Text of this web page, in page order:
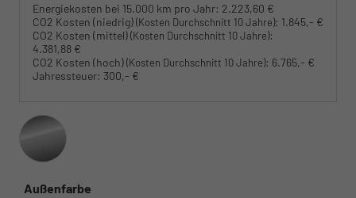
Energiekosten bei 15.000 km pro Jahr: 2.223,60 €
CO2 Kosten (niedrig)(Kosten Durchschnitt 10 Jahre): 1.845,- €
CO2 Kosten (mittel)(Kosten Durchschnitt 10 Jahre):
4.381,88 €
CO2 Kosten (hoch)(Kosten Durchschnitt 10 Jahre): 6.765,- €
Jahressteuer: 300,- €
Außenfarbe